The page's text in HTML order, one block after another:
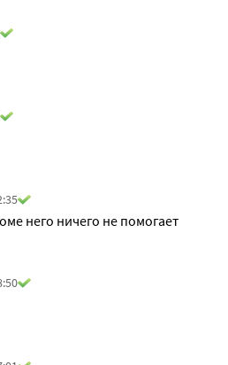
него ничего не помогает